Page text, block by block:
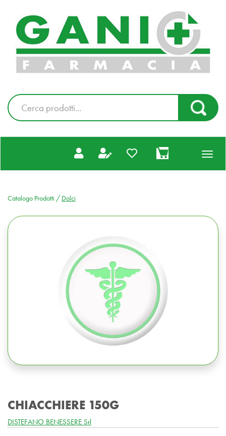
contenuto
principale
Farmacia
Gani
Ordina
online
Cerca
Prodotto
Cerca
prodotti
inseriti
Catalogo Prodotti / Dolci
CHIACCHIERE 150G
DISTEFANO BENESSERE Srl